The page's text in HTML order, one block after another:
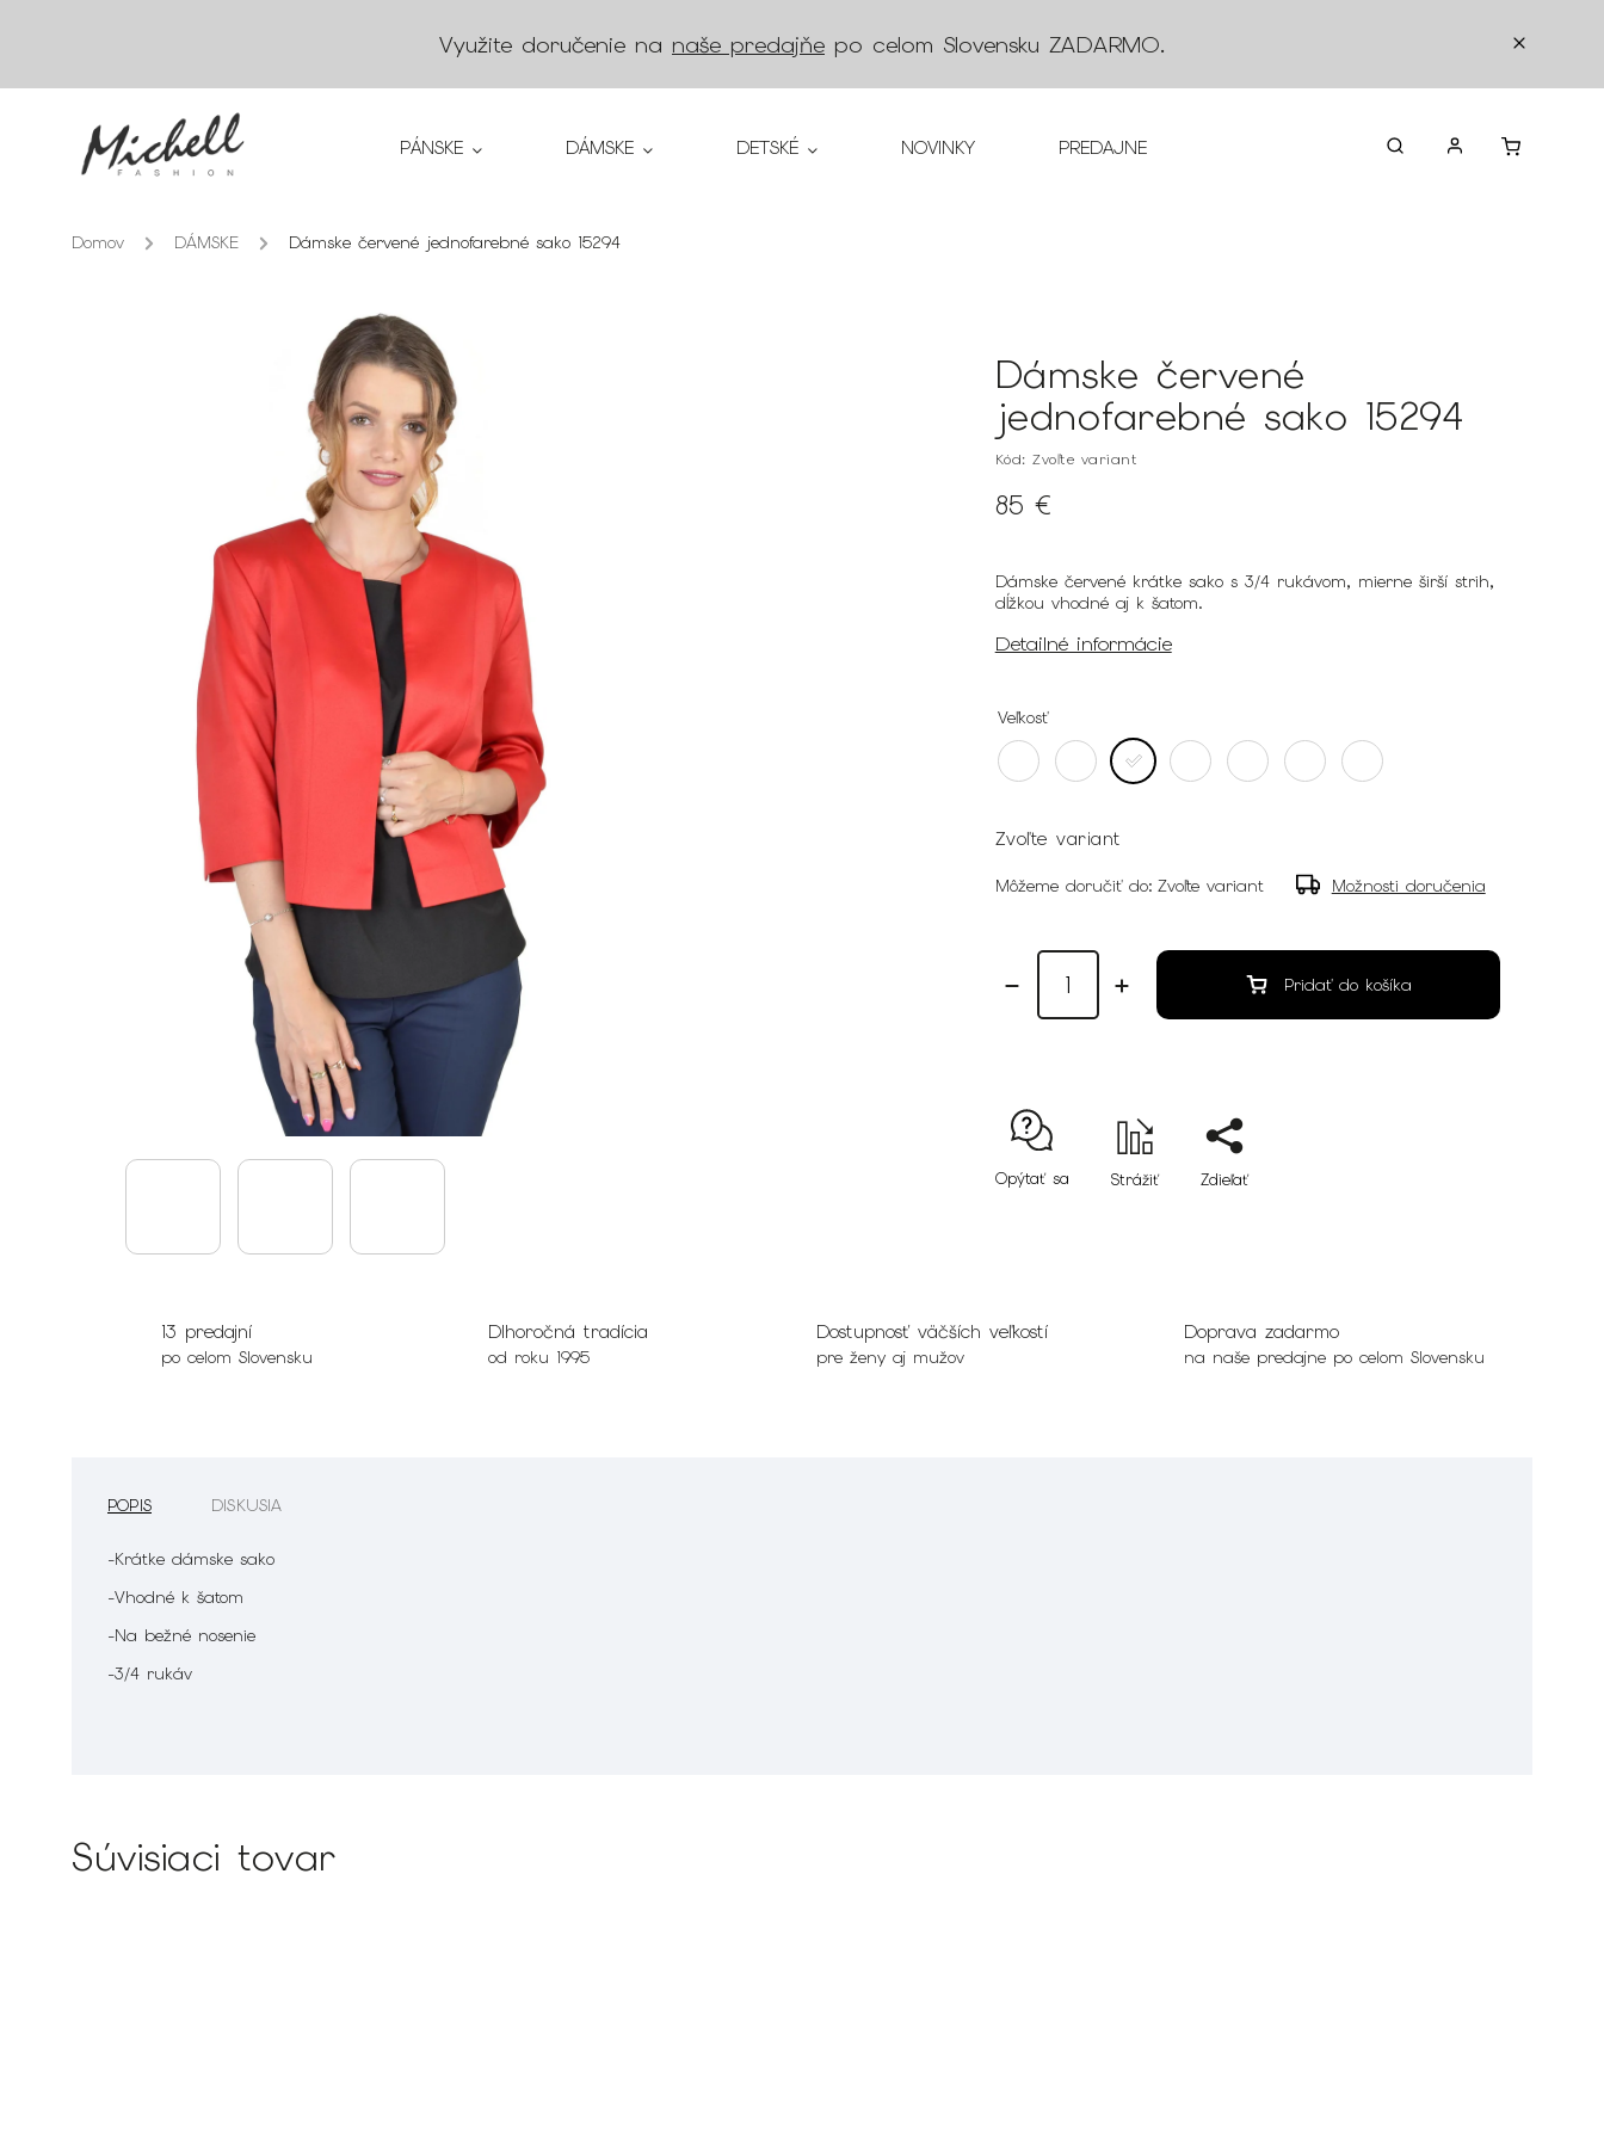
Využite doručenie na naše predajňe po celom Slovensku ZADARMO.
PÁNSKE DÁMSKE DETSKÉ NOVINKY PREDAJNE KONTAKTY
Domov / DÁMSKE / Dámske červené jednofarebné sako 15294
Dámske červené
jednofarebné sako 15294
Kód: Zvoľte variant
85 €
Dámske červené krátke sako s 3/4 rukávom, mierne širší strih,
dĺžkou vhodné aj k šatom.
Detailné informácie
Veľkosť
Zvoľte variant
Môžeme doručiť do: Zvoľte variant Možnosti doručenia
Pridať do košíka
Opýtať sa Strážiť Zdieľať
13 predajní
po celom Slovensku
Dlhoročná tradícia
od roku 1995
Dostupnosť väčších veľkostí
pre ženy aj mužov
Doprava zadarmo
na naše predajne po celom Slovensku
POPIS DISKUSIA
-Krátke dámske sako
-Vhodné k šatom
-Na bežné nosenie
-3/4 rukáv
Súvisiaci tovar